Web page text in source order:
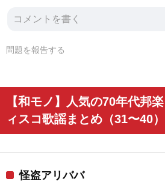
問題を報告する
【和モノ】人気の70年代邦
ィスコ歌謡まとめ（31〜40）
怪盗アリババ